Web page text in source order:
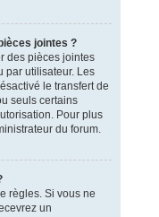
jointes ?
des pièces jointes
par utilisateur. Les
le transfert de
seuls certains
Pour plus
du forum.
règles. Si vous ne
un